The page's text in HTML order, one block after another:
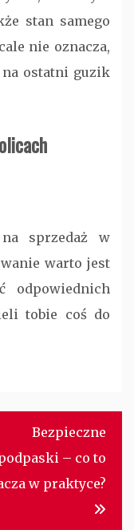
stan samego
nie oznacza,
ostatni guzik
sprzedaż w
warto jest
odpowiednich
tobie coś do
Bezpieczne
– co to
w praktyce?